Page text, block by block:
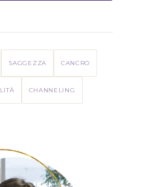
SAGGEZZA CANCRO
CHANNELING